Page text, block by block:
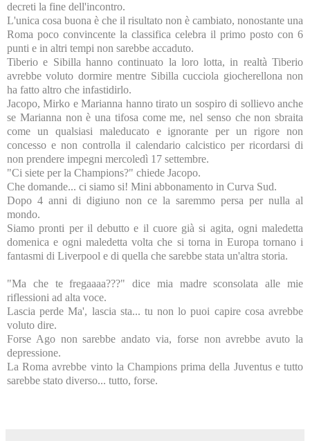
decreti la fine dell'incontro.
L'unica cosa buona è che il risultato non è cambiato, nonostante una
Roma poco convincente la classifica celebra il primo posto con 6
punti e in altri tempi non sarebbe accaduto.
Tiberio e Sibilla hanno continuato la loro lotta, in realtà Tiberio
avrebbe voluto dormire mentre Sibilla cucciola giocherellona non
ha fatto altro che infastidirlo.
Jacopo, Mirko e Marianna hanno tirato un sospiro di sollievo anche
se Marianna non è una tifosa come me, nel senso che non sbraita
come un qualsiasi maleducato e ignorante per un rigore non
concesso e non controlla il calendario calcistico per ricordarsi di
non prendere impegni mercoledì 17 settembre.
"Ci siete per la Champions?" chiede Jacopo.
Che domande... ci siamo si! Mini abbonamento in Curva Sud.
Dopo 4 anni di digiuno non ce la saremmo persa per nulla al
mondo.
Siamo pronti per il debutto e il cuore già si agita, ogni maledetta
domenica e ogni maledetta volta che si torna in Europa tornano i
fantasmi di Liverpool e di quella che sarebbe stata un'altra storia.
"Ma che te fregaaaa???" dice mia madre sconsolata alle mie
riflessioni ad alta voce.
Lascia perde Ma', lascia sta... tu non lo puoi capire cosa avrebbe
voluto dire.
Forse Ago non sarebbe andato via, forse non avrebbe avuto la
depressione.
La Roma avrebbe vinto la Champions prima della Juventus e tutto
sarebbe stato diverso... tutto, forse.